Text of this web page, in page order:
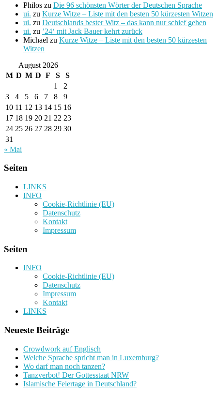
Philos zu Die 96 schönsten Wörter der Deutschen Sprache
ui. zu Kurze Witze – Liste mit den besten 50 kürzesten Witzen
ui. zu Deutschlands bester Witz – das kann nur schief gehen
ui. zu ’24‘ mit Jack Bauer kehrt zurück
Michael zu Kurze Witze – Liste mit den besten 50 kürzesten
Witzen
August 2026
M D M D F S
S
1
2
3
4 5 6 7 8
9
10 11 12 13 14 15 16
17 18 19 20 21 22 23
24 25 26 27 28 29 30
31
« Mai
Seiten
LINKS
INFO
Cookie-Richtlinie (EU)
Datenschutz
Kontakt
Impressum
Seiten
INFO
Cookie-Richtlinie (EU)
Datenschutz
Impressum
Kontakt
LINKS
Neueste Beiträge
Crowdwork auf Englisch
Welche Sprache spricht man in Luxemburg?
Wo darf man noch tanzen?
Tanzverbot! Der Gottesstaat NRW
Islamische Feiertage in Deutschland?